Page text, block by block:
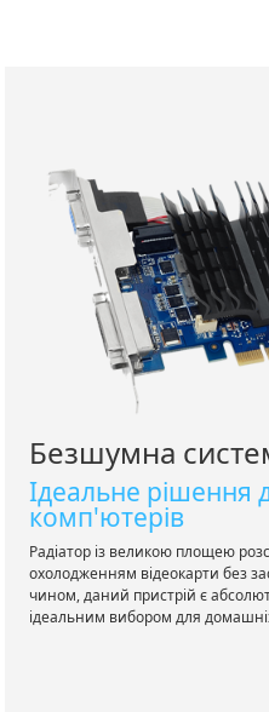
Безшумна
Ідеальне рішення
комп'ютерів
Радіатор із великою площею
охолодженням відеокарти без
чином, даний пристрій є
ідеальним вибором для